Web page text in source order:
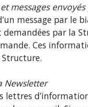
messages
message par
par la
Ces
Newsletter
lettres